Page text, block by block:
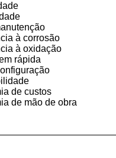
à corrosão
à oxidação
rápida
de custos
de mão de obra